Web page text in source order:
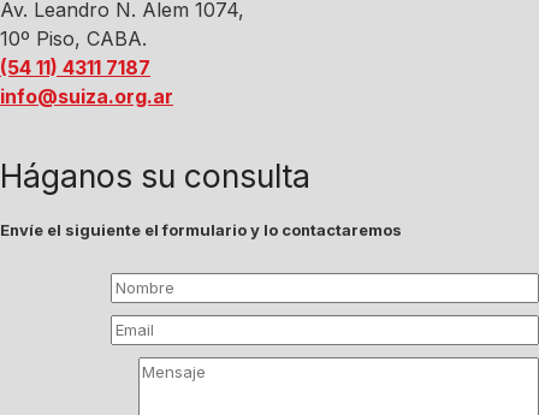
Av. Leandro N. Alem 1074,
10º Piso, CABA.
(54 11) 4311 7187
info@suiza.org.ar
Háganos su consulta
Envíe el siguiente el formulario y lo contactaremos